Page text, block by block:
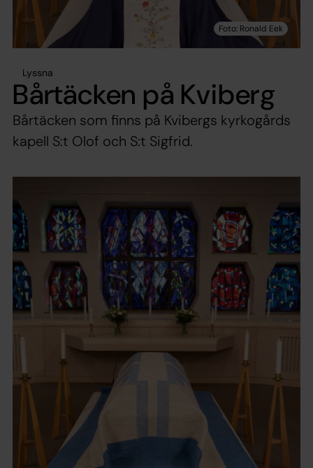
Lyssna
Bårtäcken på Kviberg
Bårtäcken som finns på Kvibergs kyrkogårds
kapell S:t Olof och S:t Sigfrid.